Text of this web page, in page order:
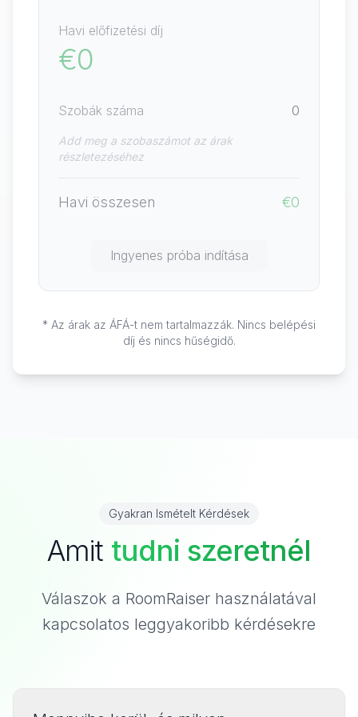
Havi előfizetési díj
€0
Szobák száma 0
Add meg a szobaszámot az árak
részletezéséhez
Havi összesen €0
Ingyenes próba indítása
* Az árak az ÁFÁ-t nem tartalmazzák. Nincs belépési
díj és nincs hűségidő.
Gyakran Ismételt Kérdések
Amit tudni szeretnél
Válaszok a RoomRaiser használatával
kapcsolatos leggyakoribb kérdésekre